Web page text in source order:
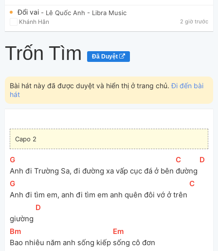
Đổi vai - Lê Quốc Anh - Libra Music
Khánh Hân 2 giờ trước
Trốn Tìm Đã Duyệt
Bài hát này đã được duyệt và hiển thị ở trang chủ.Đi đến bài
hát
Capo 2
[
G
Anh đi Trường Sa, đi đường xa vấp cục đá ở bên
[
C
đường
[D
[
G
Anh đi tìm em, anh đi tìm em anh quên đôi vớ ở trên
[
C
giường
[D
[Bm
Bao nhiêu năm anh sống kiếp
[Em
sống cô đơn